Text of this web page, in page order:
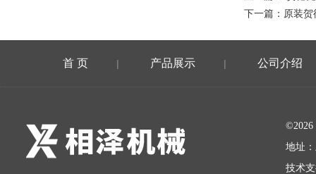
下一篇： 原装
首 页 | 产品展示 | 公司介绍
地址
技术